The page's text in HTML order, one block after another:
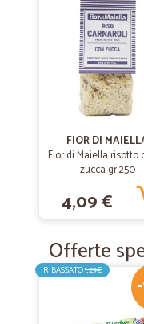
FIOR DI
Fior di Maiella risotto
zucca gr.250
4,09 €
Offerte
RIBASSATO1,29€